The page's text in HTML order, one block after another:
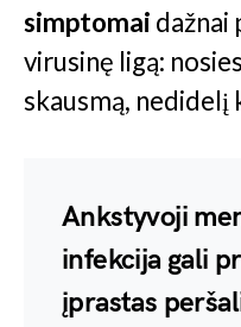
simptomai dažnai
virusinę ligą:
skausmą, nedidelį
Ankstyvoji
infekcija gali
įprastas